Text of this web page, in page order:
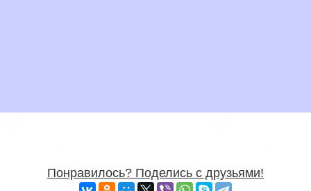
Понравилось? Поделись с друзьями!